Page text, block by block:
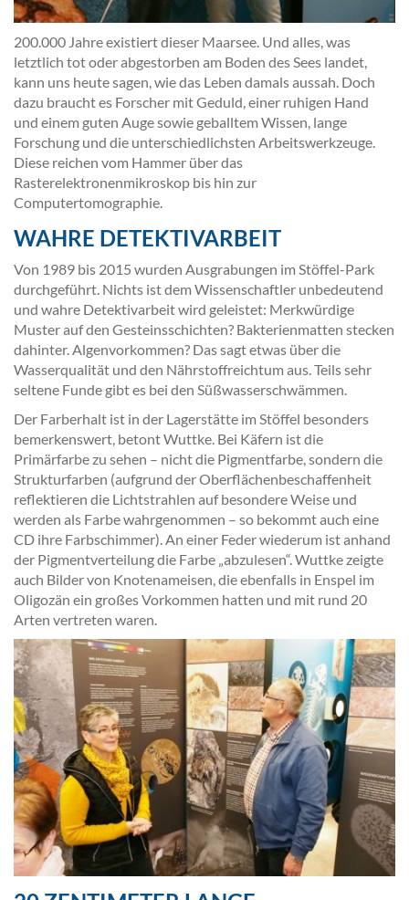
200.000 Jahre existiert dieser Maarsee. Und alles, was
letztlich tot oder abgestorben am Boden des Sees landet,
kann uns heute sagen, wie das Leben damals aussah. Doch
dazu braucht es Forscher mit Geduld, einer ruhigen Hand
und einem guten Auge sowie geballtem Wissen, lange
Forschung und die unterschiedlichsten Arbeitswerkzeuge.
Diese reichen vom Hammer über das
Rasterelektronenmikroskop bis hin zur
Computertomographie.
WAHRE DETEKTIVARBEIT
Von 1989 bis 2015 wurden Ausgrabungen im Stöffel-Park
durchgeführt. Nichts ist dem Wissenschaftler unbedeutend
und wahre Detektivarbeit wird geleistet: Merkwürdige
Muster auf den Gesteinsschichten? Bakterienmatten stecken
dahinter. Algenvorkommen? Das sagt etwas über die
Wasserqualität und den Nährstoffreichtum aus. Teils sehr
seltene Funde gibt es bei den Süßwasserschwämmen.
Der Farberhalt ist in der Lagerstätte im Stöffel besonders
bemerkenswert, betont Wuttke. Bei Käfern ist die
Primärfarbe zu sehen – nicht die Pigmentfarbe, sondern die
Strukturfarben (aufgrund der Oberflächenbeschaffenheit
reflektieren die Lichtstrahlen auf besondere Weise und
werden als Farbe wahrgenommen – so bekommt auch eine
CD ihre Farbschimmer). An einer Feder wiederum ist anhand
der Pigmentverteilung die Farbe „abzulesen“. Wuttke zeigte
auch Bilder von Knotenameisen, die ebenfalls in Enspel im
Oligozän ein großes Vorkommen hatten und mit rund 20
Arten vertreten waren.